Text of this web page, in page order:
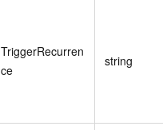
TriggerRecurren
ce
string